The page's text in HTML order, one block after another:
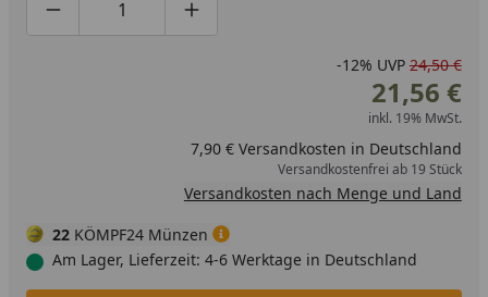
Produktmenge um eins verringern
Produktmenge manuell eingeben
Produktmenge um eins erhöhen
-12% UVP 24,50 €
21,56 €
inkl. 19% MwSt.
7,90 € Versandkosten in Deutschland
Versandkostenfrei ab 19 Stück
Versandkosten nach Menge und Land
22 KÖMPF24 Münzen
Am Lager, Lieferzeit: 4-6 Werktage in Deutschland